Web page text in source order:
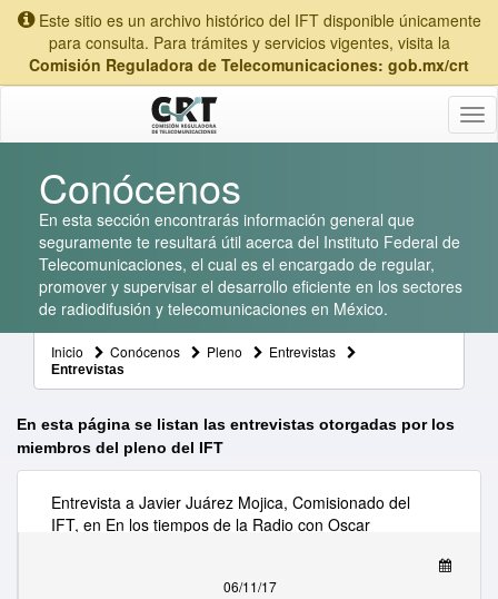
Este sitio es un archivo histórico del IFT disponible únicamente
para consulta. Para trámites y servicios vigentes, visita la
Comisión Reguladora de Telecomunicaciones: gob.mx/crt
Conócenos
En esta sección encontrarás información general que
seguramente te resultará útil acerca del Instituto Federal de
Telecomunicaciones, el cual es el encargado de regular,
promover y supervisar el desarrollo eficiente en los sectores
de radiodifusión y telecomunicaciones en México.
Inicio Conócenos Pleno Entrevistas
Entrevistas
En esta página se listan las entrevistas otorgadas por los
miembros del pleno del IFT
Entrevista a Javier Juárez Mojica, Comisionado del
IFT, en En los tiempos de la Radio con Oscar
06/11/17